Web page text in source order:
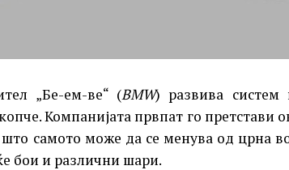
„Бе-ем-ве“ (BMW) развива систем
Компанијата првпат го претстави
самото може да се менува од црна во
бои и различни шари.